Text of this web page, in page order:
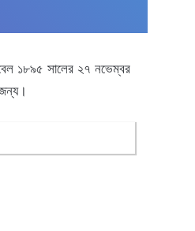
১৮৯৫ সালের ২৭ নভেম্বর